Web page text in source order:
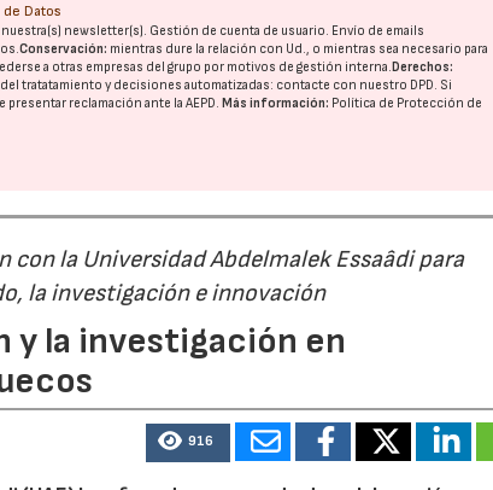
Datos
newsletter(s). Gestión de cuenta de usuario. Envío de emails
Conservación: mientras dure la relación con Ud., o mientras sea necesario para
a otras empresas del grupo por motivos de gestión interna.Derechos:
tratatamiento y decisiones automatizadas: contacte con nuestro DPD. Si
presentar reclamación ante laAEPD.Más información: Política de Protección de
la Universidad Abdelmalek Essaâdi para
la investigación e innovación
y la investigación en
916